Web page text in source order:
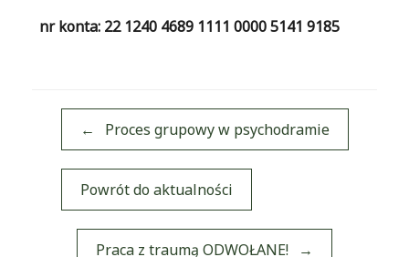
nr konta: 22 1240 4689 1111 0000 5141 9185
Post navigation
← Proces grupowy w psychodramie
Powrót do aktualności
Praca z traumą ODWOŁANE! →